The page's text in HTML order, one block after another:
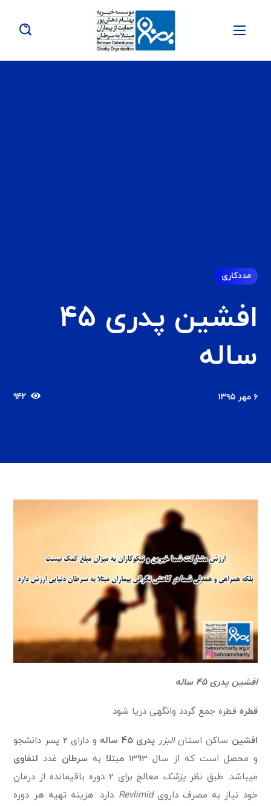
مددکاری
افشین پدری 45
ساله
۶ مهر ۱۳۹۵ ۹۴۲
افشین پدری 45 ساله
قطره قطره جمع گردد وانگهی دریا شود
افشین ساکن استانالبزر پدری 45 ساله
و دارای 2 پسر دانشجو
و محصل است که از سال 1393
مبتلا به سرطان غدد لنفاوی
میباشد. طبق نظر پزشک
معالج برای 2 دوره باقیمانده از درمان
خود نیاز به مصرف دارویRevlimid دارد. هزینه تهیه هر دوره